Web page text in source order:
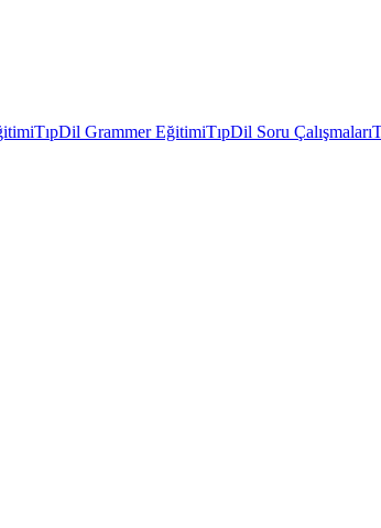
TıpDil Grammer EğitimiTıpDil Soru Çalışmaları